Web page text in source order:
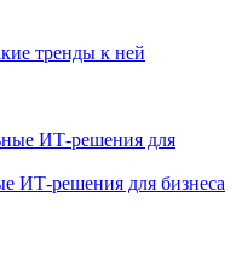
тренды к ней
ИТ-решения для бизнеса